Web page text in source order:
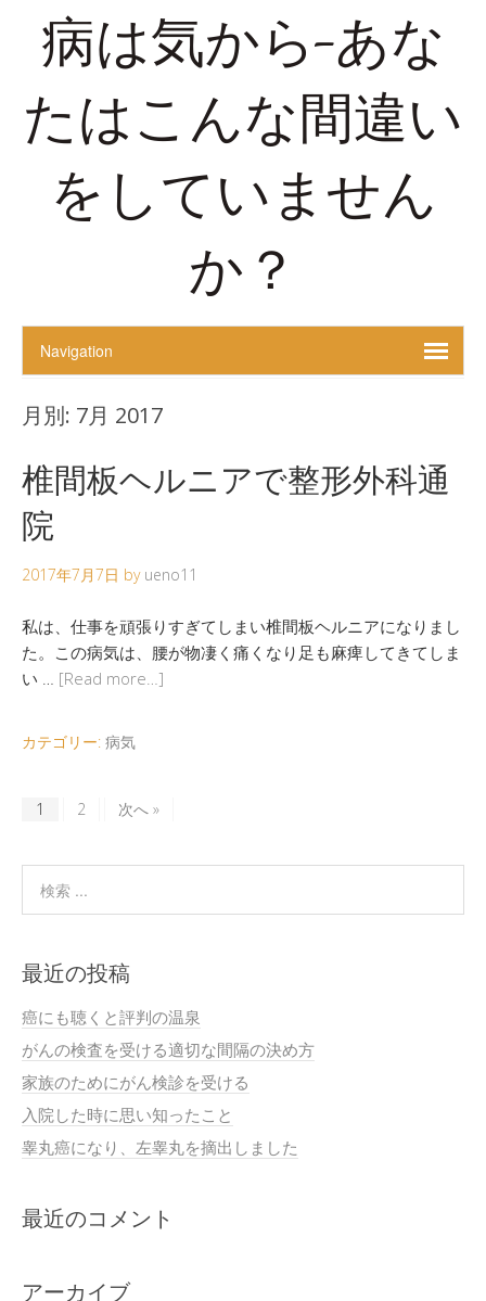
病は気から-あな
たはこんな間違い
をしていません
か？
月別: 7月 2017
椎間板ヘルニアで整形外科通
院
2017年7月7日 by ueno11
私は、仕事を頑張りすぎてしまい椎間板ヘルニアになりまし
た。この病気は、腰が物凄く痛くなり足も麻痺してきてしま
い … [Read more…]
カテゴリー: 病気
1 2 次へ »
最近の投稿
癌にも聴くと評判の温泉
がんの検査を受ける適切な間隔の決め方
家族のためにがん検診を受ける
入院した時に思い知ったこと
睾丸癌になり、左睾丸を摘出しました
最近のコメント
アーカイブ